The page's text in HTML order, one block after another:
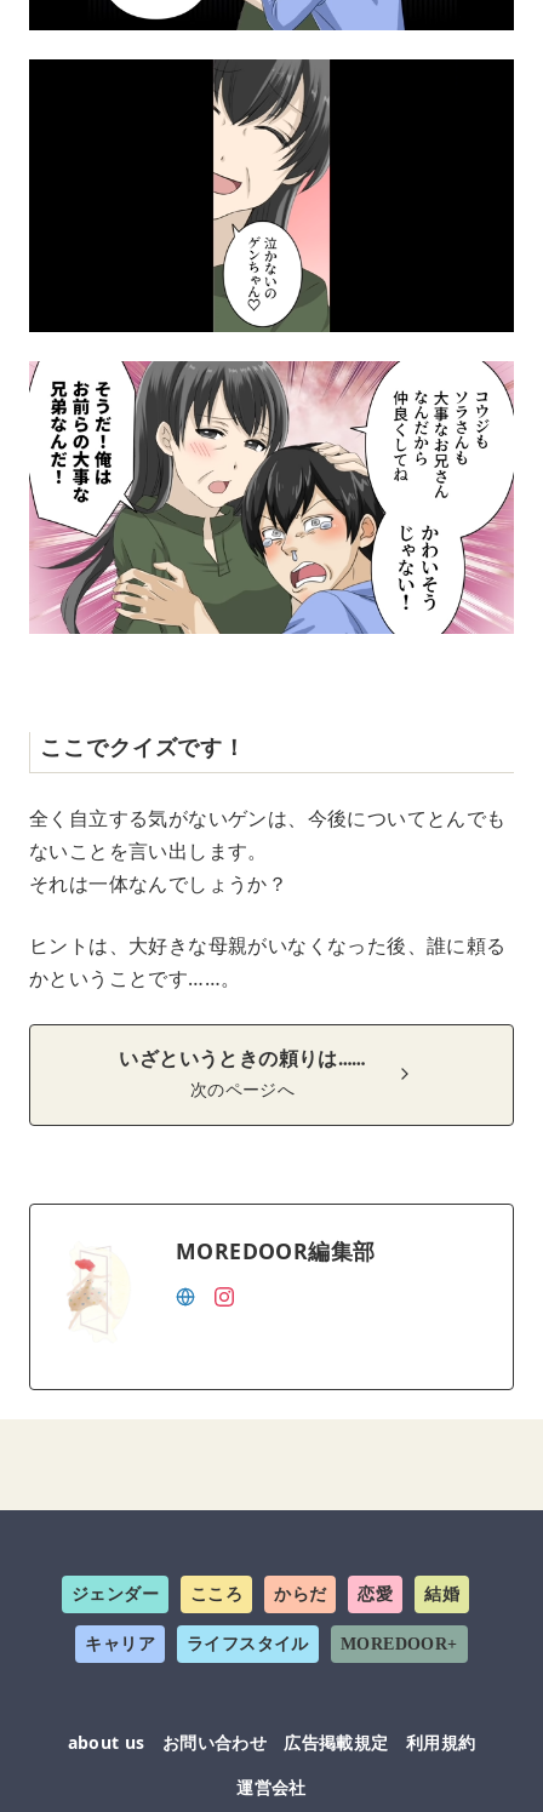
ここでクイズです！
全く自立する気がないゲンは、今後についてとんでも
ないことを言い出します。
それは一体なんでしょうか？
ヒントは、大好きな母親がいなくなった後、誰に頼る
かということです……。
いざというときの頼りは……
次のページへ
MOREDOOR編集部
ジェンダー こころ からだ 恋愛 結婚
キャリア ライフスタイル MOREDOOR+
about us お問い合わせ 広告掲載規定
利用規約
運営会社